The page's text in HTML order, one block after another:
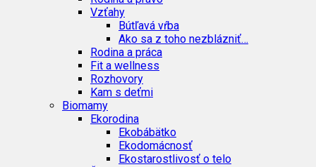
Vzťahy
Bútľavá vŕba
Ako sa z toho nezblázniť…
Rodina a práca
Fit a wellness
Rozhovory
Kam s deťmi
Biomamy
Ekorodina
Ekobábätko
Ekodomácnosť
Ekostarostlivosť o telo